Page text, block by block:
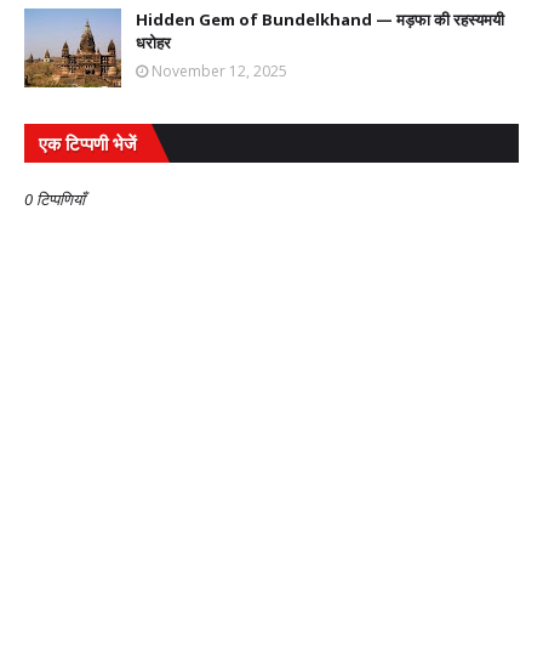
Hidden Gem of Bundelkhand — मड़फा की रहस्यमयी
धरोहर
November 12, 2025
एक टिप्पणी भेजें
0 टिप्पणियाँ